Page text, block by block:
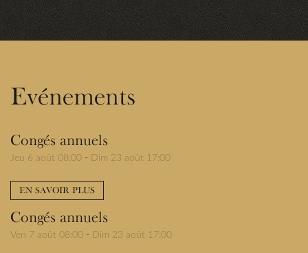
Evénements
Congés annuels
Jeu 6 août 08:00 - Dim 23 août 17:00
EN SAVOIR PLUS
Congés annuels
Ven 7 août 08:00 - Dim 23 août 17:00